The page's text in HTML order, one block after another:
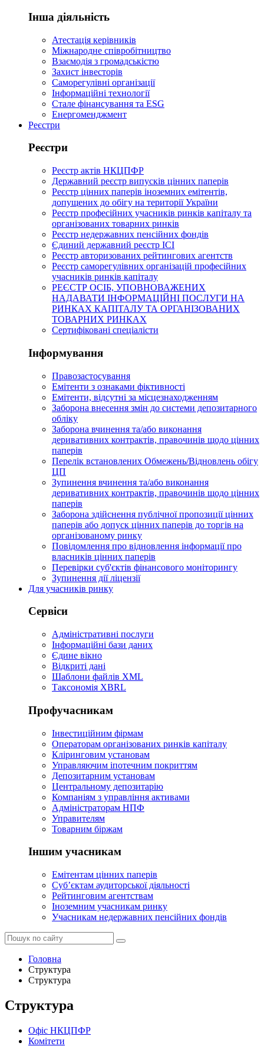
Інша діяльність
Атестація керівників
Міжнародне співробітництво
Взаємодія з громадськістю
Захист інвесторів
Саморегулівні організації
Інформаційні технології
Стале фінансування та ESG
Енергоменджмент
Реєстри
Реєстри
Реєстр актів НКЦПФР
Державний реєстр випусків цінних паперів
Реєстр цінних паперів іноземних емітентів,
допущених до обігу на території України
Реєстр професійних учасників ринків капіталу та
організованих товарних ринків
Реєстр недержавних пенсійних фондів
Єдиний державний реєстр ІСІ
Реєстр авторизованих рейтингових агентств
Реєстр саморегулівних організацій професійних
учасників ринків капіталу
РЕЄСТР ОСІБ, УПОВНОВАЖЕНИХ
НАДАВАТИ ІНФОРМАЦІЙНІ ПОСЛУГИ НА
РИНКАХ КАПІТАЛУ ТА ОРГАНІЗОВАНИХ
ТОВАРНИХ РИНКАХ
Сертифіковані спеціалісти
Інформування
Правозастосування
Емітенти з ознаками фіктивності
Eмітенти, відсутні за місцезнаходженням
Заборона внесення змін до системи депозитарного
обліку
Заборона вчинення та/або виконання
деривативних контрактів, правочинів щодо цінних
паперів
Перелік встановлених Обмежень/Відновлень обігу
ЦП
Зупинення вчинення та/або виконання
деривативних контрактів, правочинів щодо цінних
паперів
Заборона здійснення публічної пропозиції цінних
паперів або допуск цінних паперів до торгів на
організованому ринку
Повідомлення про відновлення інформації про
власників цінних паперів
Перевірки суб'єктів фінансового моніторингу
Зупинення дії ліцензії
Для учасників ринку
Сервіси
Адміністративні послуги
Інформаційні бази даних
Єдине вікно
Відкриті дані
Шаблони файлів XML
Таксономія XBRL
Профучасникам
Інвестиційним фірмам
Операторам організованих ринків капіталу
Кліринговим установам
Управляючим іпотечним покриттям
Депозитарним установам
Центральному депозитарію
Компаніям з управління активами
Адміністраторам НПФ
Управителям
Товарним біржам
Іншим учасникам
Емітентам цінних паперів
Суб’єктам аудиторської діяльності
Рейтинговим агентствам
Іноземним учасникам ринку
Учасникам недержавних пенсійних фондів
Головна
Структура
Структура
Структура
Офіс НКЦПФР
Комітети